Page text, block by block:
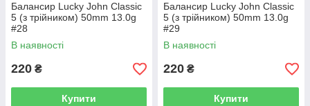
Балансир Lucky John Classic
5 (з трійником) 50mm 13.0g
#28
В наявності
220 ₴
Купити
Балансир Lucky John Classic
5 (з трійником) 50mm 13.0g
#29
В наявності
220 ₴
Купити